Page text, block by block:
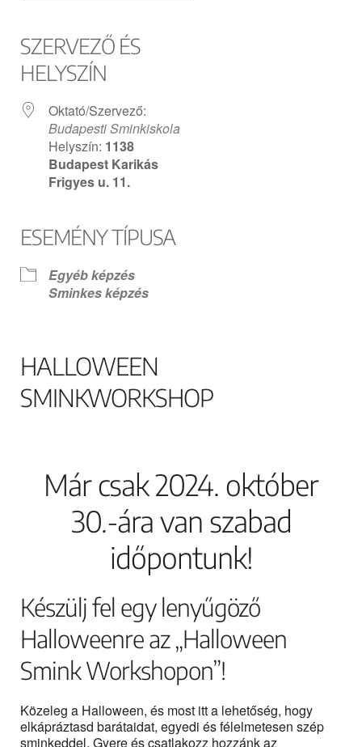
SZERVEZŐ ÉS
HELYSZÍN
Oktató/Szervező:
Budapesti Sminkiskola
Helyszín: 1138
Budapest Karikás
Frigyes u. 11.
ESEMÉNY TÍPUSA
Egyéb képzés
Sminkes képzés
HALLOWEEN
SMINKWORKSHOP
Már csak 2024. október
30.-ára van szabad
időpontunk!
Készülj fel egy lenyűgöző
Halloweenre az „Halloween
Smink Workshopon”!
Közeleg a Halloween, és most itt a lehetőség, hogy
elkápráztasd barátaidat, egyedi és félelmetesen szép
sminkeddel. Gyere és csatlakozz hozzánk az